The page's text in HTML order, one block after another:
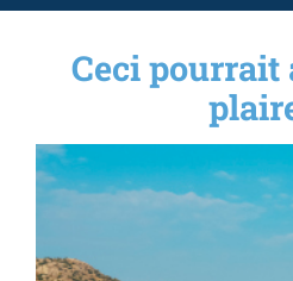
Ceci pourrait